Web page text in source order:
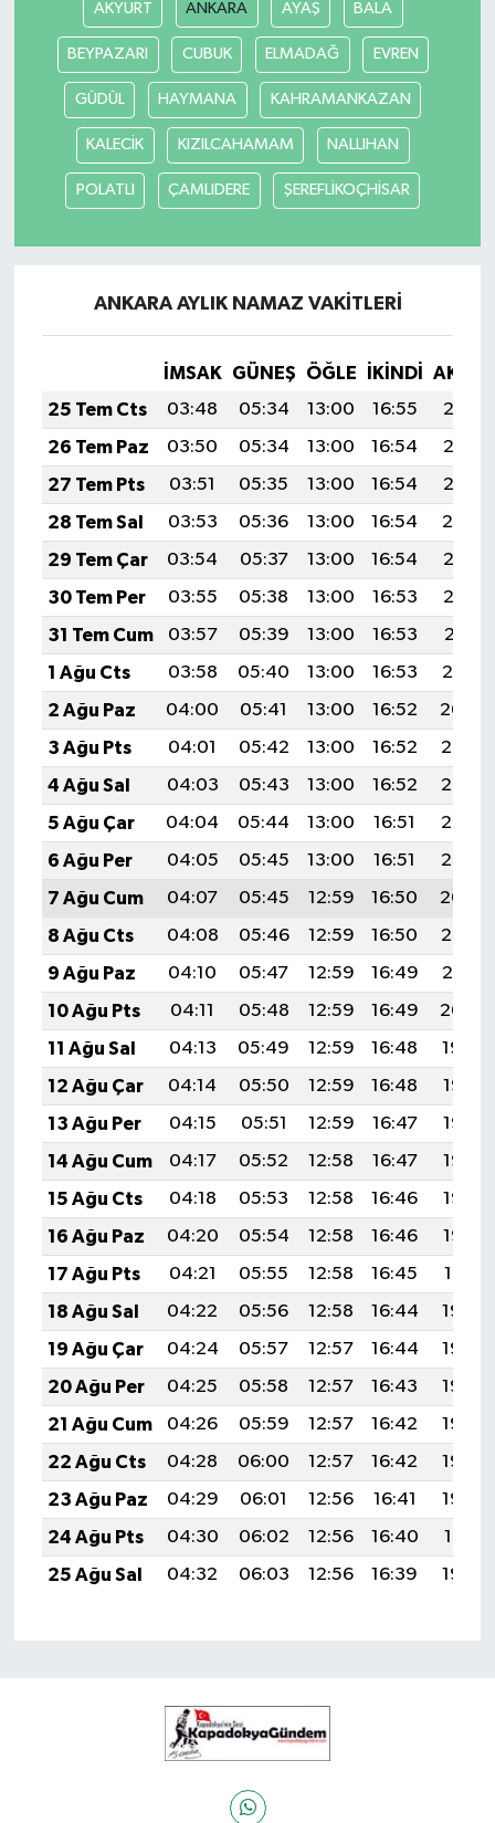
AKYURT ANKARA AYAŞ BALA
BEYPAZARI CUBUK ELMADAĞ EVREN
GÜDÜL HAYMANA KAHRAMANKAZAN
KALECİK KIZILCAHAMAM NALLIHAN
POLATLI ÇAMLIDERE ŞEREFLİKOÇHİSAR
ANKARA AYLIK NAMAZ VAKITLERI
İMSAK GÜNEŞ ÖĞLE İKINDI
25 Tem Cts
03:48 05:34 13:00 16:55
20:17
26 Tem Paz
03:50 05:34 13:00 16:54
20:16
27 Tem Pts
03:51 05:35 13:00 16:54
20:15
28 Tem Sal
03:53 05:36 13:00 16:54
20:14
29 Tem Çar
03:54 05:37 13:00 16:54
20:13
30 Tem Per
03:55 05:38 13:00 16:53
20:12
31 Tem Cum
03:57 05:39 13:00 16:53
20:11
1 Ağu Cts
03:58 05:40 13:00 16:53
20:10
2 Ağu Paz
04:00 05:41 13:00 16:52
20:09
3 Ağu Pts
04:01 05:42 13:00 16:52
20:08
4 Ağu Sal
04:03 05:43 13:00 16:52
20:07
5 Ağu Çar
04:04 05:44 13:00 16:51
20:06
6 Ağu Per
04:05 05:45 13:00 16:51
20:05
7 Ağu Cum
04:07 05:45 12:59 16:50
20:04
8 Ağu Cts
04:08 05:46 12:59 16:50
20:02
9 Ağu Paz
04:10 05:47 12:59 16:49
20:01
10 Ağu Pts
04:11 05:48 12:59 16:49
20:00
11 Ağu Sal
04:13 05:49 12:59 16:48
19:59
12 Ağu Çar
04:14 05:50 12:59 16:48
19:57
13 Ağu Per
04:15 05:51 12:59 16:47
19:56
14 Ağu Cum
04:17 05:52 12:58 16:47
19:55
15 Ağu Cts
04:18 05:53 12:58 16:46
19:53
16 Ağu Paz
04:20 05:54 12:58 16:46
19:52
17 Ağu Pts
04:21 05:55 12:58 16:45
19:51
18 Ağu Sal
04:22 05:56 12:58 16:44
19:49
19 Ağu Çar
04:24 05:57 12:57 16:44
19:48
20 Ağu Per
04:25 05:58 12:57 16:43
19:46
21 Ağu Cum
04:26 05:59 12:57 16:42
19:45
22 Ağu Cts
04:28 06:00 12:57 16:42
19:44
23 Ağu Paz
04:29 06:01 12:56 16:41
19:42
24 Ağu Pts
04:30 06:02 12:56 16:40
19:41
25 Ağu Sal
04:32 06:03 12:56 16:39 19:39